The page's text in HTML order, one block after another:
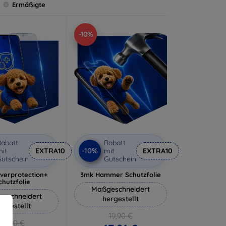
Ermäßigte
EXTRA10
18,90 €
-10%
-10%
Rabatt
mit
Gutschein
EXTRA10
3mk Hammer Schutzfolie
Maßgeschneidert
hergestellt
19,90 €